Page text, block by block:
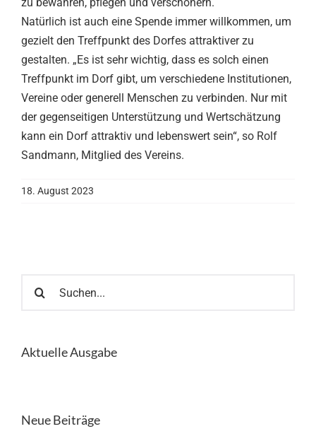
zu bewahren, pflegen und verschönern.
Natürlich ist auch eine Spende immer willkommen, um
gezielt den Treffpunkt des Dorfes attraktiver zu
gestalten. „Es ist sehr wichtig, dass es solch einen
Treffpunkt im Dorf gibt, um verschiedene Institutionen,
Vereine oder generell Menschen zu verbinden. Nur mit
der gegenseitigen Unterstützung und Wertschätzung
kann ein Dorf attraktiv und lebenswert sein“, so Rolf
Sandmann, Mitglied des Vereins.
18. August 2023
nach:
Aktuelle Ausgabe
Neue Beiträge